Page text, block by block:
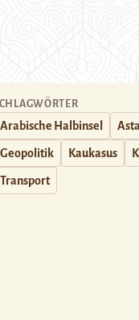
Arabische Halbinsel
Geopolitik Kaukasus
Transport